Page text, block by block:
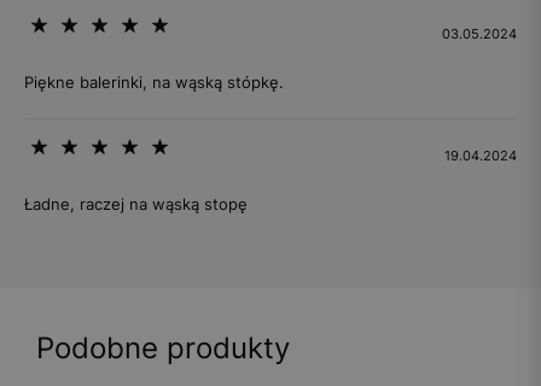
03.05.2024
Piękne balerinki, na wąską stópkę.
19.04.2024
Ładne, raczej na wąską stopę
Podobne produkty